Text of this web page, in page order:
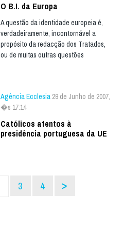
O B.I. da Europa
A questão da identidade europeia é,
verdadeiramente, incontornável a
propósito da redacção dos Tratados,
ou de muitas outras questões
Agência Ecclesia 29 de Junho de 2007,
�s 17:14
Católicos atentos à
presidência portuguesa da UE
3 4 >